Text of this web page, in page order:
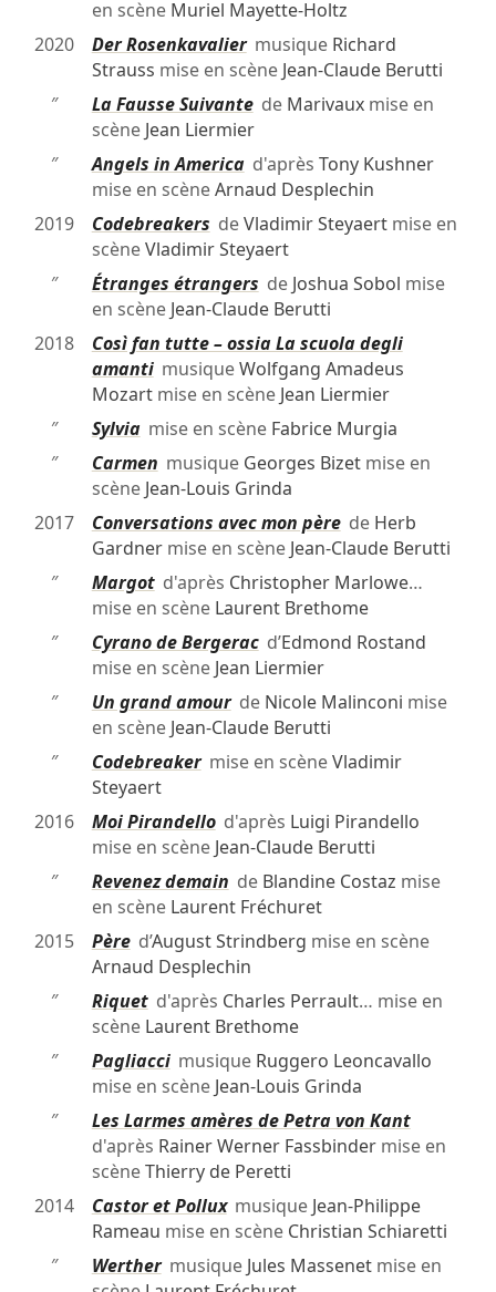
en scène Muriel Mayette-Holtz
2020
Der Rosenkavaliermusique Richard
Strauss mise en scène Jean-Claude Berutti
″
La Fausse Suivantede Marivauxmise en
scène Jean Liermier
″
Angels in Americad'après Tony Kushner
mise en scèneArnaud Desplechin
2019
Codebreakers deVladimir Steyaertmise en
scèneVladimir Steyaert
″
Étranges étrangers de Joshua Sobol mise
en scène Jean-Claude Berutti
2018
Così fan tutte – ossia La scuola degli
amantimusiqueWolfgang Amadeus
Mozartmise en scène Jean Liermier
″
Sylviamise en scène Fabrice Murgia
″
Carmen musique Georges Bizetmise en
scène Jean-Louis Grinda
2017
Conversations avec mon pèrede Herb
Gardnermise en scène Jean-Claude Berutti
″
Margotd'après Christopher Marlowe…
mise en scène Laurent Brethome
″
Cyrano de Bergeracd’Edmond Rostand
mise en scène Jean Liermier
″
Un grand amourde Nicole Malinconi mise
en scène Jean-Claude Berutti
″
Codebreakermise en scèneVladimir
Steyaert
2016
Moi Pirandellod'après Luigi Pirandello
mise en scène Jean-Claude Berutti
″
Revenez demain de Blandine Costaz mise
en scène Laurent Fréchuret
2015
Pèred’August Strindberg mise en scène
Arnaud Desplechin
″
Riquetd'après Charles Perrault… mise en
scène Laurent Brethome
″
Pagliaccimusique Ruggero Leoncavallo
mise en scène Jean-Louis Grinda
″
Les Larmes amères de Petra von Kant
d'après Rainer Werner Fassbindermise en
scèneThierry de Peretti
2014
Castor et Polluxmusique Jean-Philippe
Rameau mise en scène Christian Schiaretti
″
Werthermusique Jules Massenetmise en